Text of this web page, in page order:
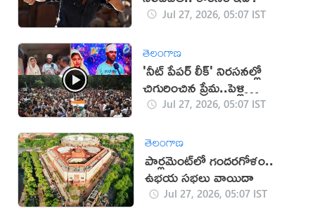
Jul 27, 2026, 05:07 IST
తెలంగాణ
'నీట్ పేపర్ లీక్' నిరసనల్లో
చిగురించిన ప్రేమ..పెళ్లి
చేసుకున్న జంట!
Jul 27, 2026, 05:07 IST
తెలంగాణ
పార్లమెంట్‌లో గందరగోళం..
ఉభయ సభలు వాయిదా
Jul 27, 2026, 05:07 IST